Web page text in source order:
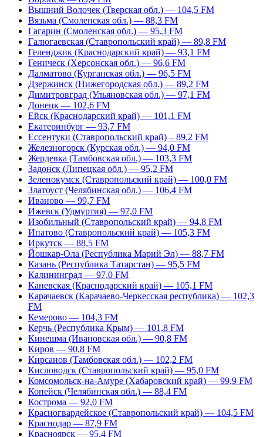
Вышний Волочек (Тверская обл.) — 104,5 FM
Вязьма (Смоленская обл.) — 88,3 FM
Гагарин (Смоленская обл.) — 95,3 FM
Галюгаевская (Ставропольский край) — 89,8 FM
Геленджик (Краснодарский край) — 93,1 FM
Геническ (Херсонская обл.) — 96,6 FM
Далматово (Курганская обл.) — 96,5 FM
Дзержинск (Нижегородская обл.) — 89,2 FM
Димитровград (Ульяновская обл.) — 97,1 FM
Донецк — 102,6 FM
Ейск (Краснодарский край) — 101,1 FM
Екатеринбург — 93,7 FM
Ессентуки (Ставропольский край) – 89,2 FM
Железногорск (Курская обл.) — 94,0 FM
Жердевка (Тамбовская обл.) — 103,3 FM
Задонск (Липецкая обл.) — 95,2 FM
Зеленокумск (Ставропольский край) — 100,0 FM
Златоуст (Челябинская обл.) — 106,4 FM
Иваново — 99,7 FM
Ижевск (Удмуртия) — 97,0 FM
Изобильный (Ставропольский край) — 94,8 FM
Ипатово (Ставропольский край) — 105,3 FM
Иркутск — 88,5 FM
Йошкар-Ола (Республика Марий Эл) — 88,7 FM
Казань (Республика Татарстан) — 95,5 FM
Калининград — 97,0 FM
Каневская (Краснодарский край) — 105,1 FM
Карачаевск (Карачаево-Черкесская республика) — 102,3
FM
Кемерово — 104,3 FM
Керчь (Республика Крым) — 101,8 FM
Кинешма (Ивановская обл.) — 90,8 FM
Киров — 90,8 FM
Кирсанов (Тамбовская обл.) — 102,2 FM
Кисловодск (Ставропольский край) — 95,0 FM
Комсомольск-на-Амуре (Хабаровский край) — 99,9 FM
Копейск (Челябинская обл.) — 88,4 FM
Кострома — 92,0 FM
Красногвардейское (Ставропольский край) — 104,5 FM
Краснодар — 87,9 FM
Красноярск — 95,4 FM